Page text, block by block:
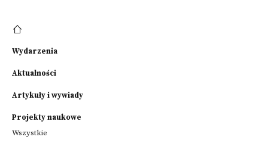
Wydarzenia
Aktualności
Artykuły i wywiady
Projekty naukowe
Wszystkie